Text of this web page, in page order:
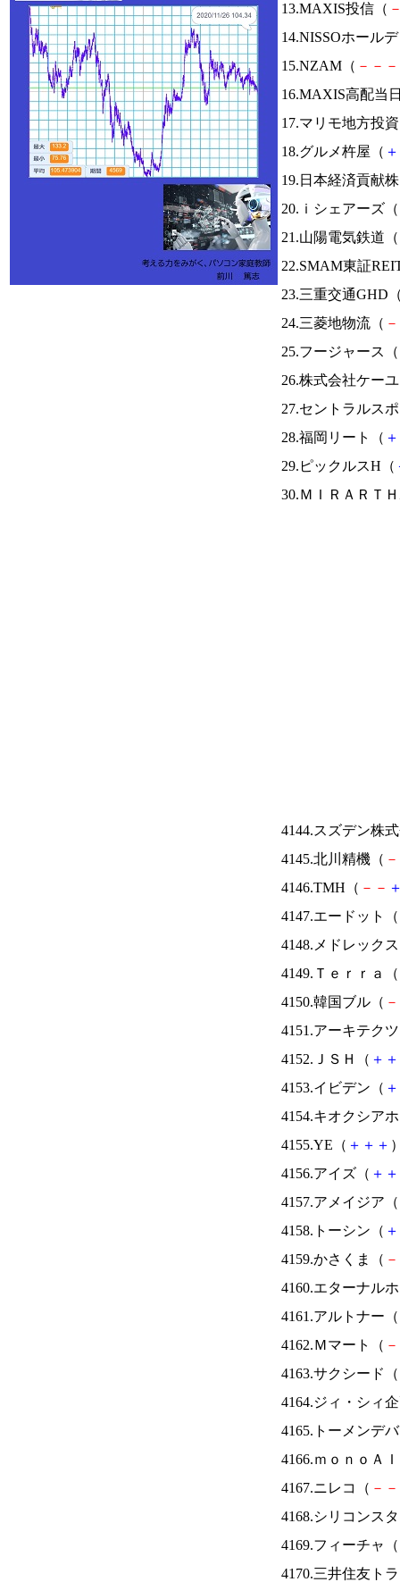
13.MAXIS投信（
14.NISSOホール
15.NZAM（ － － －
16.MAXIS高配当
17.マリモ地方投
18.グルメ杵屋（ ＋
19.日本経済貢献
20.ｉシェアーズ（
21.山陽電気鉄道（
22.SMAM東証
23.三重交通GHD
24.三菱地物流（ －
25.フージャース（
26.株式会社ケー
27.セントラルス
28.福岡リート（ ＋
29.ピックルスH（
30.ＭＩＲＡＲＴ
4144.スズデン株
4145.北川精機（ －
4146.TMH（ － －
4147.エードット（
4148.メドレック
4149.Ｔｅｒｒａ（
4150.韓国ブル（ －
4151.アーキテク
4152.ＪＳＨ（ ＋ ＋
4153.イビデン（ ＋
4154.キオクシア
4155.YE（ ＋ ＋ ＋
4156.アイズ（ ＋ ＋
4157.アメイジア（
4158.トーシン（ ＋
4159.かさくま（ －
4160.エターナル
4161.アルトナー（
4162.Ｍマート（ －
4163.サクシード（
4164.ジィ・シィ
4165.トーメンデ
4166.ｍｏｎｏＡ
4167.ニレコ（ － －
4168.シリコンス
4169.フィーチャ（
4170.三井住友ト